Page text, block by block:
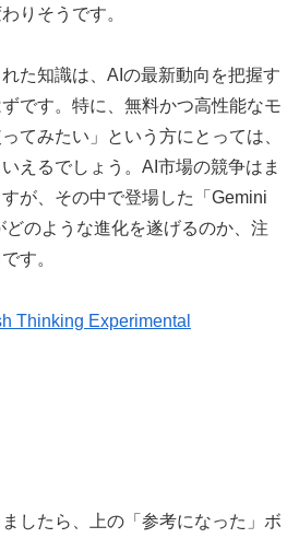
りそうです。
た知識は、AIの最新動向を把握す
です。特に、無料かつ高性能なモ
てみたい」という方にとっては、
えるでしょう。AI市場の競争はま
が、その中で登場した「Gemini
のような進化を遂げるのか、注
す。
Thinking Experimental
したら、上の「参考になった」ボ